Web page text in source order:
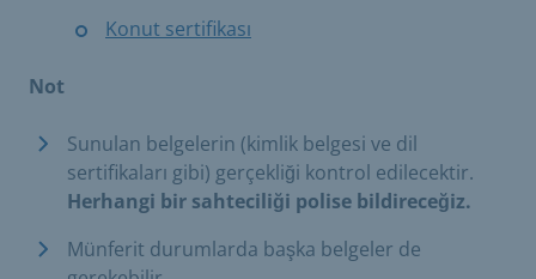
Konut sertifikası
Not
Sunulan belgelerin (kimlik belgesi ve dil
sertifikaları gibi) gerçekliği kontrol edilecektir.
Herhangi bir sahteciliği polise bildireceğiz.
Münferit durumlarda başka belgeler de